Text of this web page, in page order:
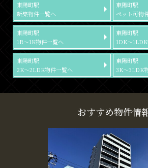
東陽町駅
新築物件一覧へ
東陽町駅
ペット可物
東陽町駅
1R～1K物件一覧へ
東陽町駅
1DK～
東陽町駅
2K～2LDK物件一覧へ
東陽町駅
3K～3LDK
おすすめ物件情